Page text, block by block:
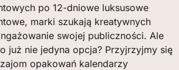
po 12-dniowe luksusowe
marki szukają kreatywnych
swojej publiczności. Ale
już nie jedyna opcja? Przyjrzyjmy się
opakowań kalendarzy